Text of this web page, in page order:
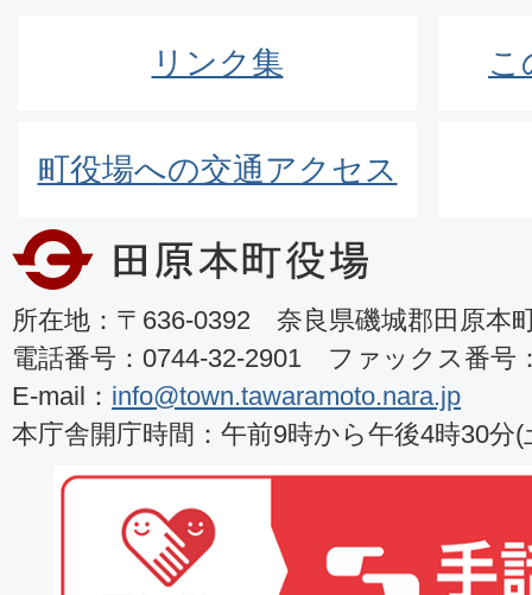
リンク集 こ
町役場への交通アクセス
所在地：〒636-0392 奈良県磯城郡田原本
電話番号：0744-32-2901 ファックス番号
E-mail： info@town.tawaramoto.nara.jp
本庁舎開庁時間：午前9時から午後4時30分